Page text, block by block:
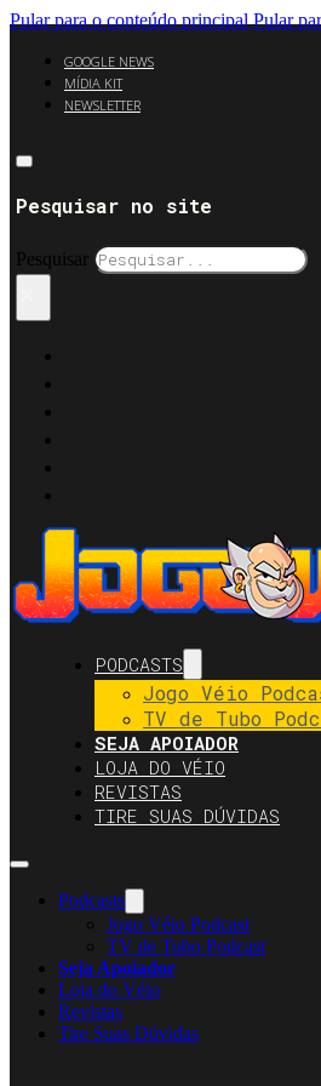
Pular para o conteúdo principal Pular
GOOGLE NEWS
MÍDIA KIT
NEWSLETTER
Pesquisar no site
Pesquisar
PODCASTS
Jogo Véio
TV de Tubo
SEJA APOIADOR
LOJA DO VÉIO
REVISTAS
TIRE SUAS DÚVIDAS
Podcasts
Jogo Véio Podcast
TV de Tubo Podcast
Seja Apoiador
Loja do Véio
Revistas
Tire Suas Dúvidas